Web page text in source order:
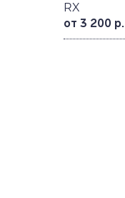
RX
от 3 200 р.